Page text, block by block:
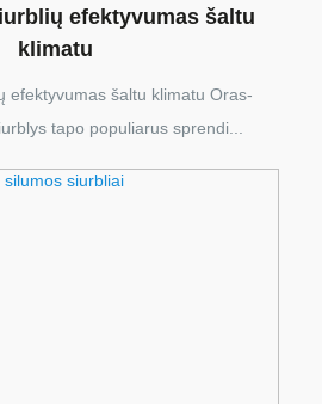
efektyvumas šaltu
klimatu
efektyvumas šaltu klimatu Oras-
tapo populiarus sprendi...